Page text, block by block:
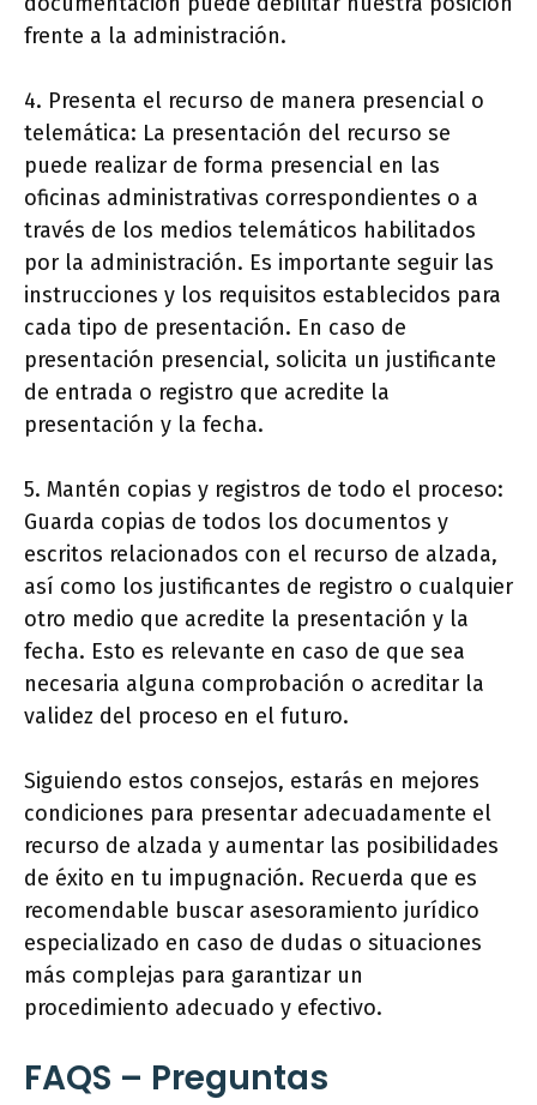
frente a la administración.
4. Presenta el recurso de manera presencial o
telemática: La presentación del recurso se
puede realizar de forma presencial en las
oficinas administrativas correspondientes o a
través de los medios telemáticos habilitados
por la administración. Es importante seguir las
instrucciones y los requisitos establecidos para
cada tipo de presentación. En caso de
presentación presencial, solicita un justificante
de entrada o registro que acredite la
presentación y la fecha.
5. Mantén copias y registros de todo el proceso:
Guarda copias de todos los documentos y
escritos relacionados con el recurso de alzada,
así como los justificantes de registro o cualquier
otro medio que acredite la presentación y la
fecha. Esto es relevante en caso de que sea
necesaria alguna comprobación o acreditar la
validez del proceso en el futuro.
Siguiendo estos consejos, estarás en mejores
condiciones para presentar adecuadamente el
recurso de alzada y aumentar las posibilidades
de éxito en tu impugnación. Recuerda que es
recomendable buscar asesoramiento jurídico
especializado en caso de dudas o situaciones
más complejas para garantizar un
procedimiento adecuado y efectivo.
FAQS – Preguntas